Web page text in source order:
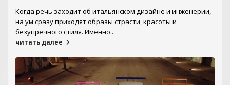
Когда речь заходит об итальянском дизайне и инженерии,
на ум сразу приходят образы страсти, красоты и
безупречного стиля. Именно...
читать далее